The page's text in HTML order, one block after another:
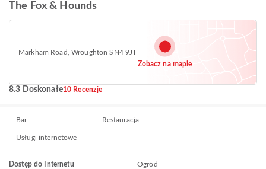
The Fox & Hounds
Markham Road, Wroughton SN4 9JT
Zobacz na mapie
8.3 Doskonałe10 Recenzje
Bar Restauracja
Usługi internetowe
Dostęp do Internetu
Ogród